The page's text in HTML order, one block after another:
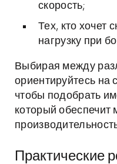
скорость;
Тех, кто хочет
нагрузку при
Выбирая между
ориентируйтесь на
чтобы подобрать
который обеспечит
Практические